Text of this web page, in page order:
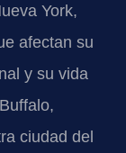
York,
afectan su
y su vida
ciudad del